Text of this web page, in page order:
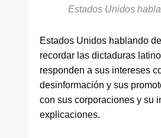
Estados Unidos
Estados Unidos hablando
recordar las dictaduras
responden a sus intereses
desinformación y sus
con sus corporaciones y su
explicaciones.